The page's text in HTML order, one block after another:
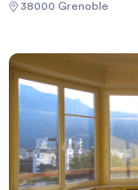
38000 Grenoble